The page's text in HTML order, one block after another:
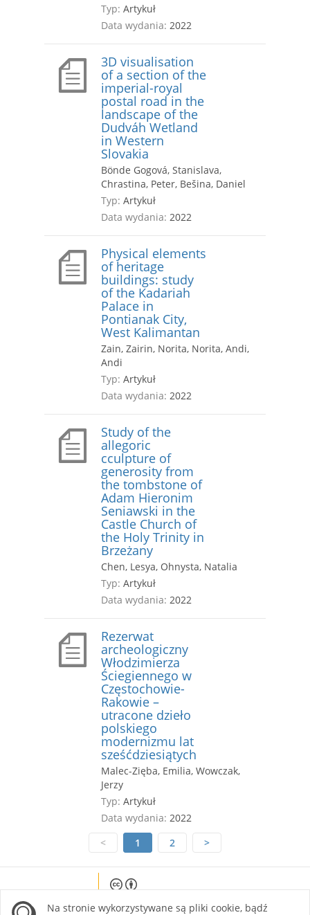
Typ: Artykuł
Data wydania: 2022
3D visualisation
of a section of the
imperial-royal
postal road in the
landscape of the
Dudváh Wetland
in Western
Slovakia
Bönde Gogová, Stanislava,
Chrastina, Peter, Bešina, Daniel
Typ: Artykuł
Data wydania: 2022
Physical elements
of heritage
buildings: study
of the Kadariah
Palace in
Pontianak City,
West Kalimantan
Zain, Zairin, Norita, Norita, Andi,
Andi
Typ: Artykuł
Data wydania: 2022
Study of the
allegoric
cculpture of
generosity from
the tombstone of
Adam Hieronim
Seniawski in the
Castle Church of
the Holy Trinity in
Brzeżany
Chen, Lesya, Ohnysta, Natalia
Typ: Artykuł
Data wydania: 2022
Rezerwat
archeologiczny
Włodzimierza
Ściegiennego w
Częstochowie-
Rakowie –
utracone dzieło
polskiego
modernizmu lat
sześćdziesiątych
Malec-Zięba, Emilia, Wowczak,
Jerzy
Typ: Artykuł
Data wydania: 2022
<
1 2 >
site is licensed under a Creative Commons
Na stronie wykorzystywane są pliki cookie, bądź